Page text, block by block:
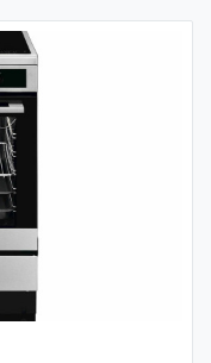
till din vanliga
till ett välstädat
filter som
gör dem väldigt bra
I vårt sortiment
och prisklasser. Gör
från oss!